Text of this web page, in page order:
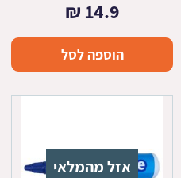
14.9
₪
הוספה לסל
אזל מהמלאי